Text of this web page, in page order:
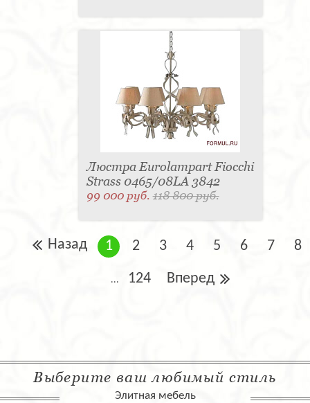
Люстра Eurolampart Fiocchi
Strass 0465/08LA 3842
99 000 руб.118 800 руб.
Назад 1 2 3 4 5 6 7 8
... 124 Вперед
Выберите ваш любимый стиль
Элитная мебель